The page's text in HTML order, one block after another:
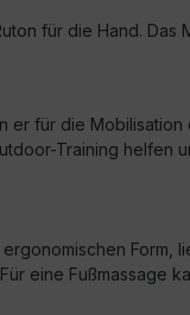
für die Hand.
er für die
Training helfen
Form,
eine Fußmassage